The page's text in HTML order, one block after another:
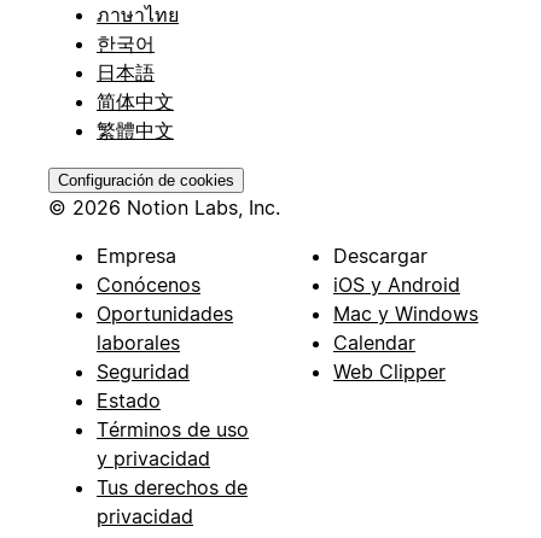
ภาษาไทย
한국어
日本語
简体中文
繁體中文
Configuración de cookies
© 2026 Notion Labs, Inc.
Empresa
Conócenos
Oportunidades
laborales
Seguridad
Estado
Términos de uso
y privacidad
Tus derechos de
privacidad
Descargar
iOS y Android
Mac y Windows
Calendar
Web Clipper